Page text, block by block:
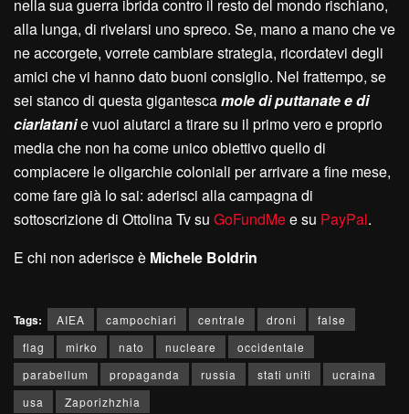
nella sua guerra ibrida contro il resto del mondo rischiano,
alla lunga, di rivelarsi uno spreco. Se, mano a mano che ve
ne accorgete, vorrete cambiare strategia, ricordatevi degli
amici che vi hanno dato buoni consiglio. Nel frattempo, se
sei stanco di questa gigantescamole di puttanate e di
ciarlatanie vuoi aiutarci a tirare su il primo vero e proprio
media che non ha come unico obiettivo quello di
compiacere le oligarchie coloniali per arrivare a fine mese,
come fare già lo sai: aderisci alla campagna di
sottoscrizione di Ottolina Tv su GoFundMee su PayPal.
E chi non aderisce è Michele Boldrin
Tags: AIEA campochiari centrale droni
false
flag
mirko nato nucleare
occidentale
parabellum
propaganda russia stati uniti
ucraina
usa
Zaporizhzhia